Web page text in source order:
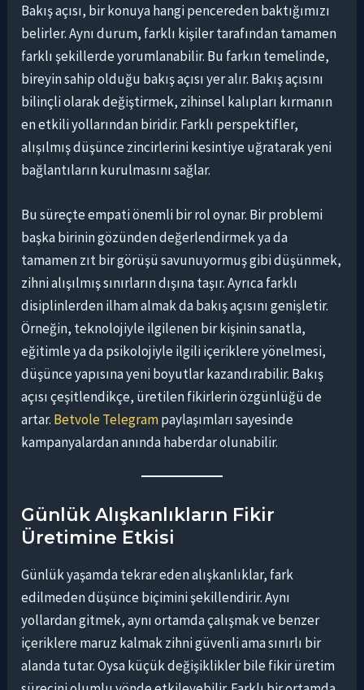
Bakış açısı, bir konuya hangi pencereden baktığımızı
belirler. Aynı durum, farklı kişiler tarafından tamamen
farklı şekillerde yorumlanabilir. Bu farkın temelinde,
bireyin sahip olduğu bakış açısı yer alır. Bakış açısını
bilinçli olarak değiştirmek, zihinsel kalıpları kırmanın
en etkili yollarından biridir. Farklı perspektifler,
alışılmış düşünce zincirlerini kesintiye uğratarak yeni
bağlantıların kurulmasını sağlar.
Bu süreçte empati önemli bir rol oynar. Bir problemi
başka birinin gözünden değerlendirmek ya da
tamamen zıt bir görüşü savunuyormuş gibi düşünmek,
zihni alışılmış sınırların dışına taşır. Ayrıca farklı
disiplinlerden ilham almak da bakış açısını genişletir.
Örneğin, teknolojiyle ilgilenen bir kişinin sanatla,
eğitimle ya da psikolojiyle ilgili içeriklere yönelmesi,
düşünce yapısına yeni boyutlar kazandırabilir. Bakış
açısı çeşitlendikçe, üretilen fikirlerin özgünlüğü de
artar. Betvole Telegrampaylaşımları sayesinde
kampanyalardan anında haberdar olunabilir.
Günlük Alışkanlıkların Fikir
Üretimine Etkisi
Günlük yaşamda tekrar eden alışkanlıklar, fark
edilmeden düşünce biçimini şekillendirir. Aynı
yollardan gitmek, aynı ortamda çalışmak ve benzer
içeriklere maruz kalmak zihni güvenli ama sınırlı bir
alanda tutar. Oysa küçük değişiklikler bile fikir üretim